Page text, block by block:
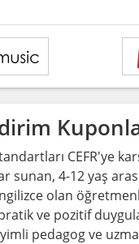
CEFR'ye
sunan, 4-12 yaş
olan
ve pozitif
pedagog ve